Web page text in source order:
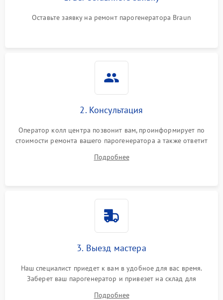
Не подает пар 1800 ₽ Подробнее →
Оставьте заявку на ремонт парогенератора Braun
2. Консультация
Оператор колл центра позвонит вам, проинформирует по
стоимости ремонта вашего парогенератора а также ответит
Подробнее
3. Выезд мастера
Наш специалист приедет к вам в удобное для вас время.
Заберет ваш парогенератор и привезет на склад для
Подробнее